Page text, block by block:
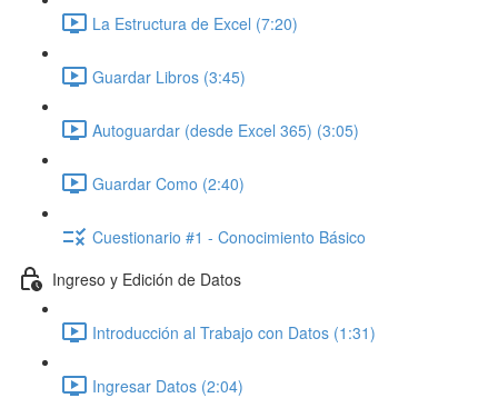
La Estructura de Excel (7:20)
Guardar Libros (3:45)
Autoguardar (desde Excel 365) (3:05)
Guardar Como (2:40)
Cuestionario #1 - Conocimiento Básico
Ingreso y Edición de Datos
Introducción al Trabajo con Datos (1:31)
Ingresar Datos (2:04)